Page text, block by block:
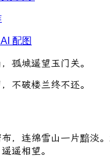
配图
， 孤城遥望玉门 关。
， 不破楼兰终不还。
，连绵雪山一片黯淡
遥相望。